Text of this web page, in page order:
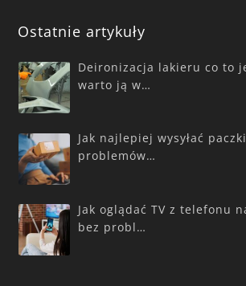
Ostatnie artykuły
Deironizacja lakieru co to
warto ją w…
Jak najlepiej wysyłać
problemów…
Jak oglądać TV z telefonu
bez probl…